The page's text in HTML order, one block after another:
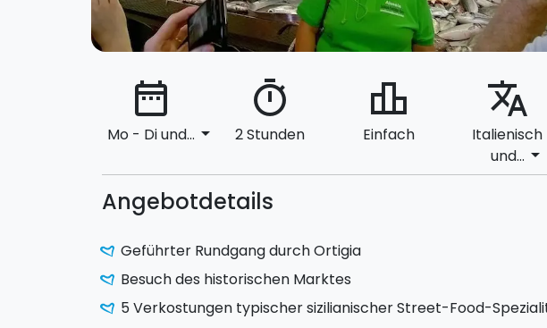
date_range
Mo - Di und... arrow_drop_down
timer
2 Stunden
leaderboard
Einfach
translate
Italienisch
und... arrow_drop_down
Angebotdetails
Geführter Rundgang durch Ortigia
Besuch des historischen Marktes
5 Verkostungen typischer sizilianischer Street-Food-